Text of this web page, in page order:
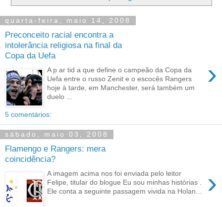
quarta-feira, maio 14, 2008
Preconceito racial encontra a
intolerância religiosa na final da
Copa da Uefa
›
A p ar tid a que define o campeão da Copa da
Uefa entre o russo Zenit e o escocês Rangers
hoje à tarde, em Manchester, será também um
duelo ...
5 comentários:
sábado, maio 03, 2008
Flamengo e Rangers: mera
coincidência?
›
A imagem acima nos foi enviada pelo leitor
Felipe, titular do blogue Eu sou minhas histórias .
Ele conta a seguinte passagem vivida na Holan...